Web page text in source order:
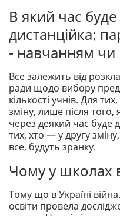
В який час
дистанційка:
- навчанням чи
Все залежить від
ради щодо вибору
кількості учнів. Для
зміну, лише після
через деякий час буде
тих, хто — у другу
все, будуть зранку.
Чому у школах
Тому що в Україні
освіти провела